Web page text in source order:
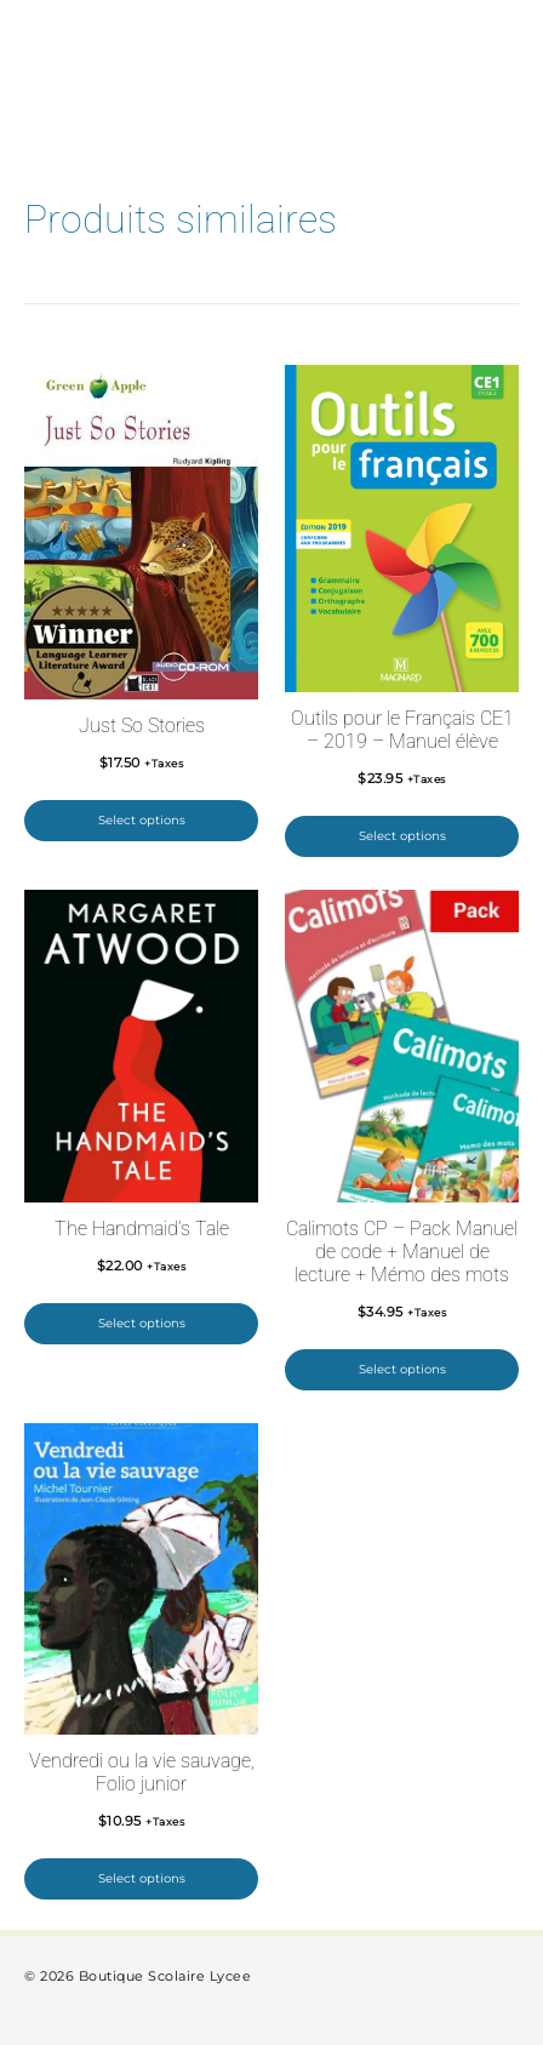
Produits similaires
Just So Stories
$17.50 +Taxes
Select options
Outils pour le Français CE1
– 2019 – Manuel élève
$23.95 +Taxes
Select options
The Handmaid’s Tale
$22.00 +Taxes
Select options
Calimots CP – Pack Manuel
de code + Manuel de
lecture + Mémo des mots
$34.95 +Taxes
Select options
Vendredi ou la vie sauvage,
Folio junior
$10.95 +Taxes
Select options
© 2026 Boutique Scolaire Lycee